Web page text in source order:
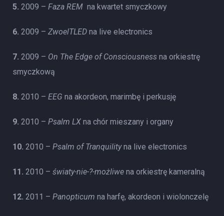
5. 2009 – Faza REM na kwartet smyczkowy
6. 2009 – ZwoelTLED na live electronics
7. 2009 – On The Edge of Consciousness na orkiestrę
smyczkową
8. 2010 – EEG na akordeon, marimbę i perkusję
9. 2010 – Psalm LX na chór mieszany i organy
10. 2010 – Psalm of Tranquilityna live electronics
11. 2010 – światy-nie-?-możliwe na orkiestrę kameralną
12. 2011 – Panopticum na harfę, akordeon i wiolonczelę